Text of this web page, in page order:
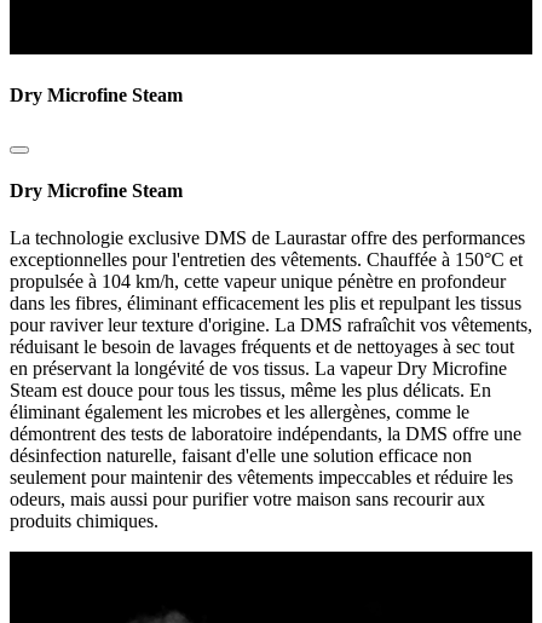
Dry Microfine Steam
Dry Microfine Steam
La technologie exclusive DMS de Laurastar offre des performances
exceptionnelles pour l'entretien des vêtements. Chauffée à 150°C et
propulsée à 104 km/h, cette vapeur unique pénètre en profondeur
dans les fibres, éliminant efficacement les plis et repulpant les tissus
pour raviver leur texture d'origine. La DMS rafraîchit vos vêtements,
réduisant le besoin de lavages fréquents et de nettoyages à sec tout
en préservant la longévité de vos tissus. La vapeur Dry Microfine
Steam est douce pour tous les tissus, même les plus délicats. En
éliminant également les microbes et les allergènes, comme le
démontrent des tests de laboratoire indépendants, la DMS offre une
désinfection naturelle, faisant d'elle une solution efficace non
seulement pour maintenir des vêtements impeccables et réduire les
odeurs, mais aussi pour purifier votre maison sans recourir aux
produits chimiques.